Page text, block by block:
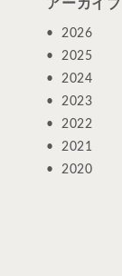
アーカイブ
2026
2025
2024
2023
2022
2021
2020